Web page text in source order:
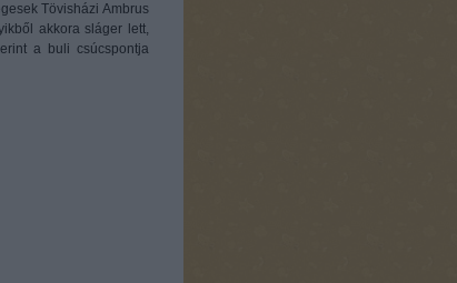
Tövisházi Ambrus
akkora sláger lett,
a buli csúcspontja